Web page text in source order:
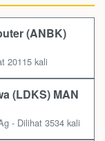
(ANBK)
20115 kali
(LDKS) MAN
- Dilihat 3534 kali